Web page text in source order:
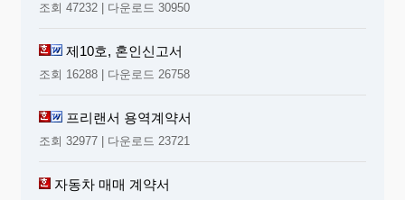
조회 47232 | 다운로드 30950
제10호, 혼인신고서
조회 16288 | 다운로드 26758
프리랜서 용역계약서
조회 32977 | 다운로드 23721
자동차 매매 계약서